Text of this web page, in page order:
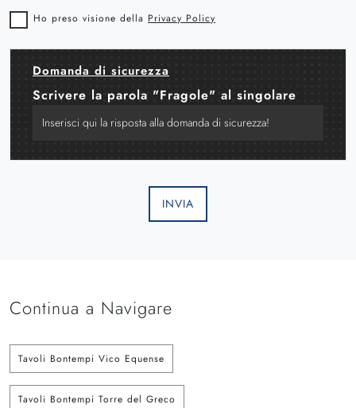
Ho preso visione della Privacy Policy
Domanda di sicurezza
Scrivere la parola "Fragole" al singolare
INVIA
Continua a Navigare
Tavoli Bontempi Vico Equense
Tavoli Bontempi Torre del Greco